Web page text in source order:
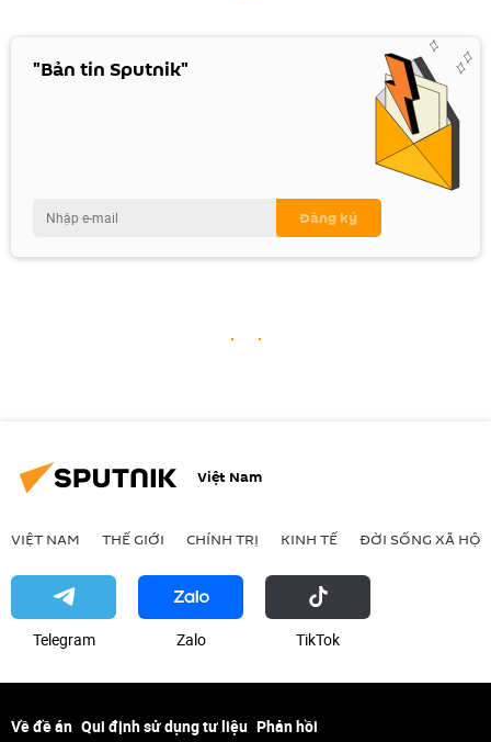
"Bản tin Sputnik"
Việt Nam
VIỆT NAM THẾ GIỚI CHÍNH TRỊ KINH TẾ ĐỜI SỐNG XÃ HỘI
Telegram Zalo ТikТоk
Về đề án Qui định sử dụng tư liệu Phản hồi